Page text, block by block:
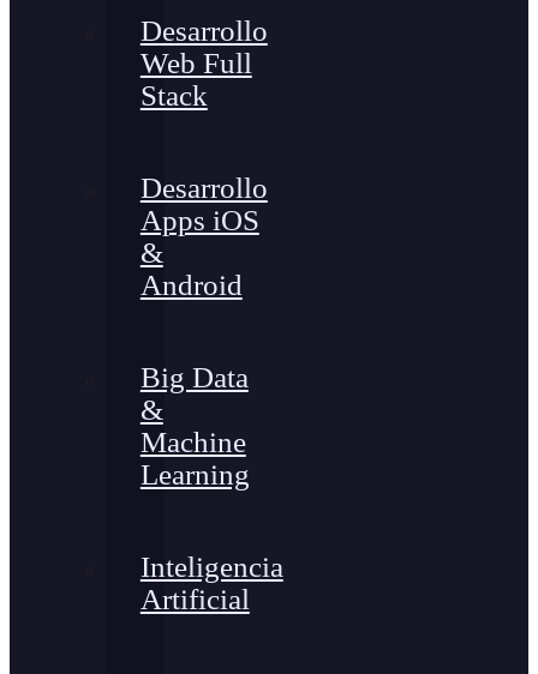
Desarrollo
Web Full
Stack
Desarrollo
Apps iOS
&
Android
Big Data
&
Machine
Learning
Inteligencia
Artificial